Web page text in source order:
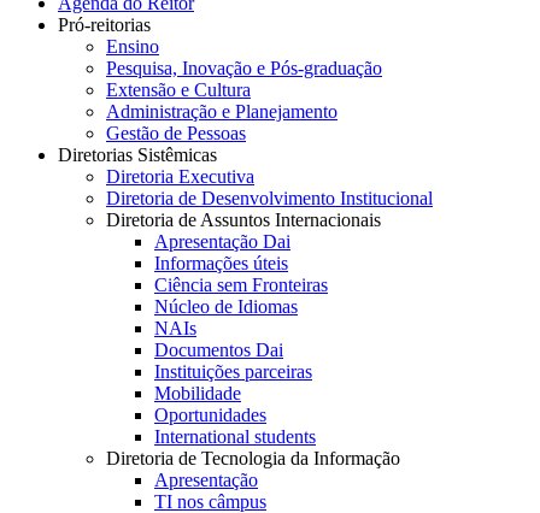
Pró-reitorias
Ensino
Pesquisa, Inovação e Pós-graduação
Extensão e Cultura
Administração e Planejamento
Gestão de Pessoas
Diretorias Sistêmicas
Diretoria Executiva
Diretoria de Desenvolvimento Institucional
Diretoria de Assuntos Internacionais
Apresentação Dai
Informações úteis
Ciência sem Fronteiras
Núcleo de Idiomas
NAIs
Documentos Dai
Instituições parceiras
Mobilidade
Oportunidades
International students
Diretoria de Tecnologia da Informação
Apresentação
TI nos câmpus